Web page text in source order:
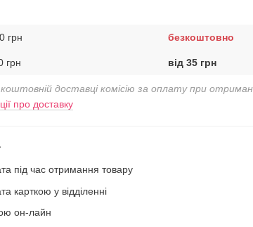
грн безкоштовно
грн від 35 грн
доставці комісію за оплату при
про доставку
під час отримання товару
карткою у відділенні
он-лайн